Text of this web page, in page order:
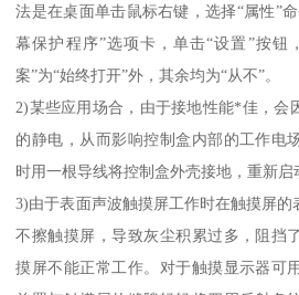
法是在桌面单击鼠标右键，选择“属性”
幕保护程序”选项卡，单击“设置”按钮
案”为“始终打开”外，其余均为“从不”。
2)某些应用场合，由于接地性能*佳，会
的静电，从而影响控制盒内部的工作电
时用一根导线将控制盒外壳接地，重新启
3)由于表面声波触摸屏工作时在触摸屏
不擦触摸屏，导致灰尘积累过多，阻挡
摸屏不能正常工作。对于触摸显示器可